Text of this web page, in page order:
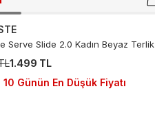
Serve Slide 2.0 Kadın Beyaz Terlik
1.499 TL
10 Günün En Düşük Fiyatı